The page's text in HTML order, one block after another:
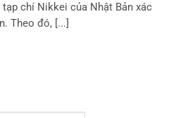
chí Nikkei của Nhật Bản xác
Theo đó, [...]